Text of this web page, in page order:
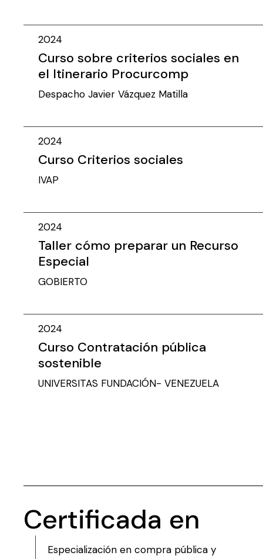
2024
Curso sobre criterios sociales en
el Itinerario Procurcomp
Despacho Javier Vázquez Matilla
2024
Curso Criterios sociales
IVAP
2024
Taller cómo preparar un Recurso
Especial
GOBIERTO
2024
Curso Contratación pública
sostenible
UNIVERSITAS FUNDACIÓN- VENEZUELA
Certificada en
Especialización en compra pública y